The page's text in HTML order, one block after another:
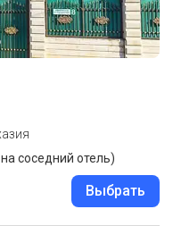
соседний отель)
Выбрать